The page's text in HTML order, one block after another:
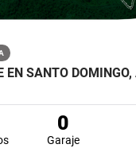
0
Garaje